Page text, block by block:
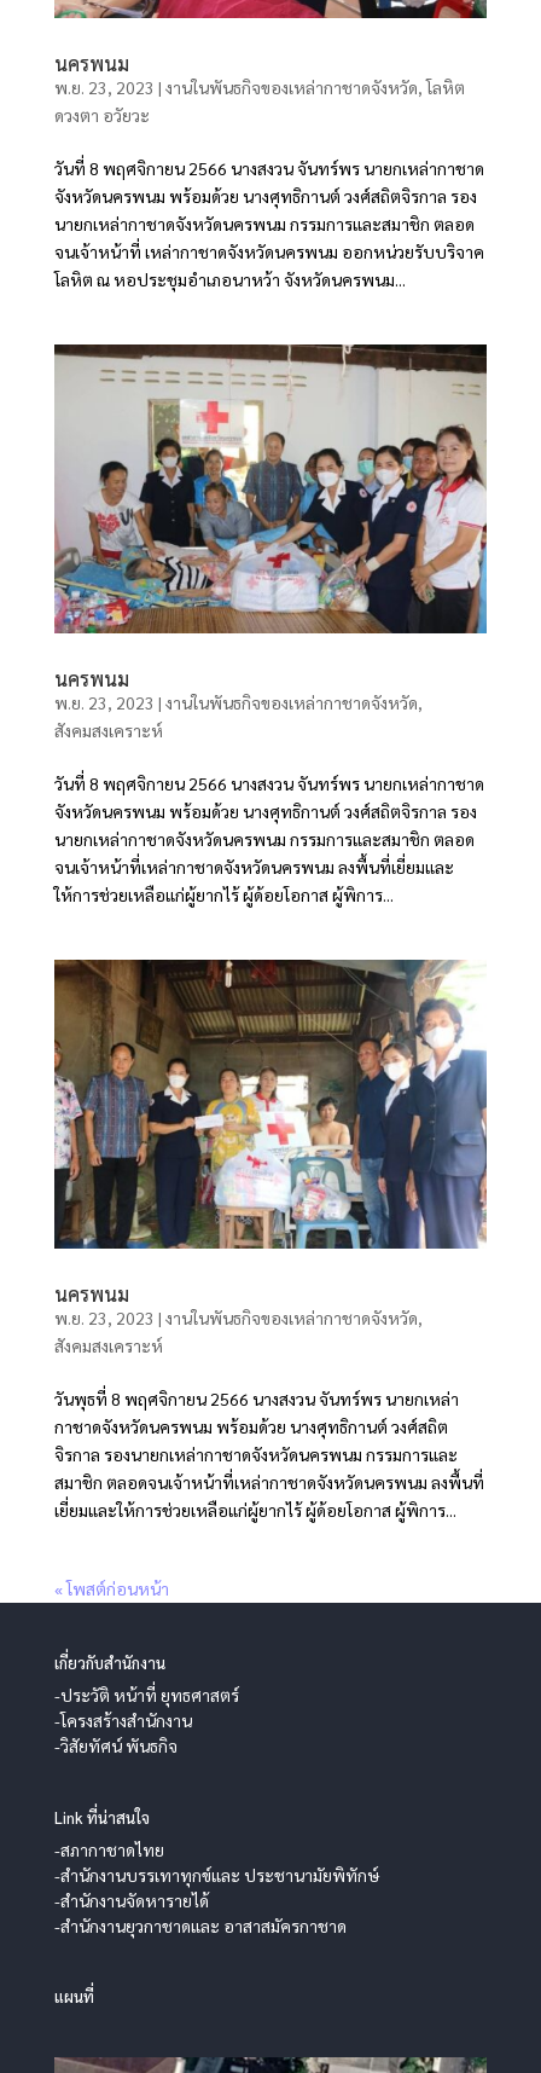
นครพนม
พ.ย. 23, 2023 | งานในพันธกิจของเหล่ากาชาดจังหวัด,โลหิต
ดวงตา อวัยวะ
วันที่ 8 พฤศจิกายน 2566 นางสงวน จันทร์พร นายกเหล่ากาชาด
จังหวัดนครพนม พร้อมด้วย นางศุทธิกานต์ วงศ์สถิตจิรกาล รอง
นายกเหล่ากาชาดจังหวัดนครพนม กรรมการและสมาชิก ตลอด
จนเจ้าหน้าที่ เหล่ากาชาดจังหวัดนครพนม ออกหน่วยรับบริจาค
โลหิต ณ หอประชุมอำเภอนาหว้า จังหวัดนครพนม...
นครพนม
พ.ย. 23, 2023 | งานในพันธกิจของเหล่ากาชาดจังหวัด,
สังคมสงเคราะห์
วันที่ 8 พฤศจิกายน 2566 นางสงวน จันทร์พร นายกเหล่ากาชาด
จังหวัดนครพนม พร้อมด้วย นางศุทธิกานต์ วงศ์สถิตจิรกาล รอง
นายกเหล่ากาชาดจังหวัดนครพนม กรรมการและสมาชิก ตลอด
จนเจ้าหน้าที่เหล่ากาชาดจังหวัดนครพนม ลงพื้นที่เยี่ยมและ
ให้การช่วยเหลือแก่ผู้ยากไร้ ผู้ด้อยโอกาส ผู้พิการ...
นครพนม
พ.ย. 23, 2023 | งานในพันธกิจของเหล่ากาชาดจังหวัด,
สังคมสงเคราะห์
วันพุธที่ 8 พฤศจิกายน 2566 นางสงวน จันทร์พร นายกเหล่า
กาชาดจังหวัดนครพนม พร้อมด้วย นางศุทธิกานต์ วงศ์สถิต
จิรกาล รองนายกเหล่ากาชาดจังหวัดนครพนม กรรมการและ
สมาชิก ตลอดจนเจ้าหน้าที่เหล่ากาชาดจังหวัดนครพนม ลงพื้นที่
เยี่ยมและให้การช่วยเหลือแก่ผู้ยากไร้ ผู้ด้อยโอกาส ผู้พิการ...
« โพสต์ก่อนหน้า
เกี่ยวกับสำนักงาน
-ประวัติ หน้าที่ ยุทธศาสตร์
-โครงสร้างสำนักงาน
-วิสัยทัศน์ พันธกิจ
Link ที่น่าสนใจ
-สภากาชาดไทย
-สำนักงานบรรเทาทุกข์และ ประชานามัยพิทักษ์
-สำนักงานจัดหารายได้
-สำนักงานยุวกาชาดและ อาสาสมัครกาชาด
แผนที่